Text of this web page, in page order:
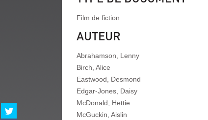
Partager
sur
Film de fiction
AUTEUR
Abrahamson, Lenny
Birch, Alice
Eastwood, Desmond
Edgar-Jones, Daisy
McDonald, Hettie
McGuckin, Aislin